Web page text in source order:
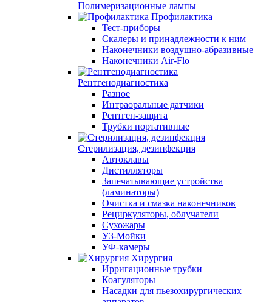
Полимеризационные лампы
Профилактика
Тест-приборы
Скалеры и принадлежности к ним
Наконечники воздушно-абразивные
Наконечники Air-Flo
Рентгенодиагностика
Разное
Интраоральные датчики
Рентген-защита
Трубки портативные
Стерилизация, дезинфекция
Автоклавы
Дистилляторы
Запечатывающие устройства
(ламинаторы)
Очистка и смазка наконечников
Рециркуляторы, облучатели
Сухожары
УЗ-Мойки
УФ-камеры
Хирургия
Ирригационные трубки
Коагуляторы
Насадки для пьезохирургических